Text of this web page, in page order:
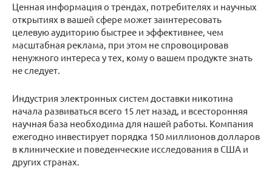
Ценная информация о трендах, потребителях и научных
открытиях в вашей сфере может заинтересовать
целевую аудиторию быстрее и эффективнее, чем
масштабная реклама, при этом не спровоцировав
ненужного интереса у тех, кому о вашем продукте знать
не следует.
Индустрия электронных систем доставки никотина
начала развиваться всего 15 лет назад, и всесторонняя
научная база необходима для нашей работы. Компания
ежегодно инвестирует порядка 150 миллионов долларов
в клинические и поведенческие исследования в США и
других странах.